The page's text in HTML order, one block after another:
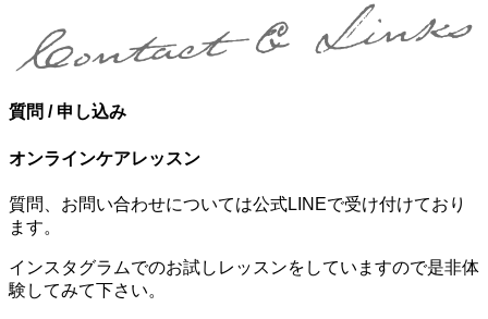
質問 / 申し込み
オンラインケアレッスン
質問、お問い合わせについては公式LINEで受け付けており
ます。
インスタグラムでのお試しレッスンをしていますので是非体
験してみて下さい。